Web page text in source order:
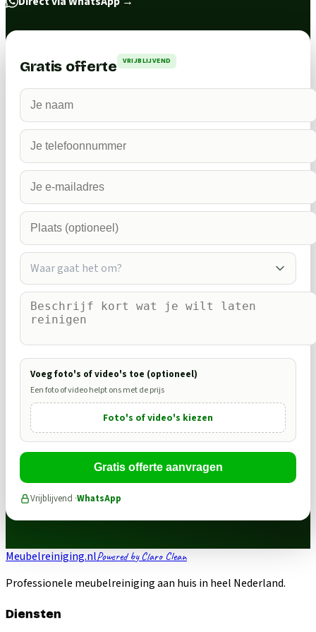
Gratis offerte VRIJBLIJVEND
Waar gaat het om?
Voeg foto's of video's toe (optioneel)
Een foto of video helpt ons met de prijs
Foto's of video's kiezen
Gratis offerte aanvragen
Vrijblijvend ·WhatsApp
Meubelreiniging.nlPowered by Claro Clean
Professionele meubelreiniging aan huis in heel Nederland.
Diensten